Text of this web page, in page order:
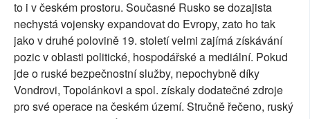
to i v českém prostoru. Současné Rusko se dozajista
nechystá vojensky expandovat do Evropy, zato ho tak
jako v druhé polovině 19. století velmi zajímá získávání
pozic v oblasti politické, hospodářské a mediální. Pokud
jde o ruské bezpečnostní služby, nepochybně díky
Vondrovi, Topolánkovi a spol. získaly dodatečné zdroje
pro své operace na českém území. Stručně řečeno, ruský